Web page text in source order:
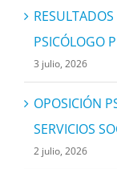
PSICÓLOGO
3 julio, 2026
OPOSICIÓN
SERVICIOS
2 julio, 2026